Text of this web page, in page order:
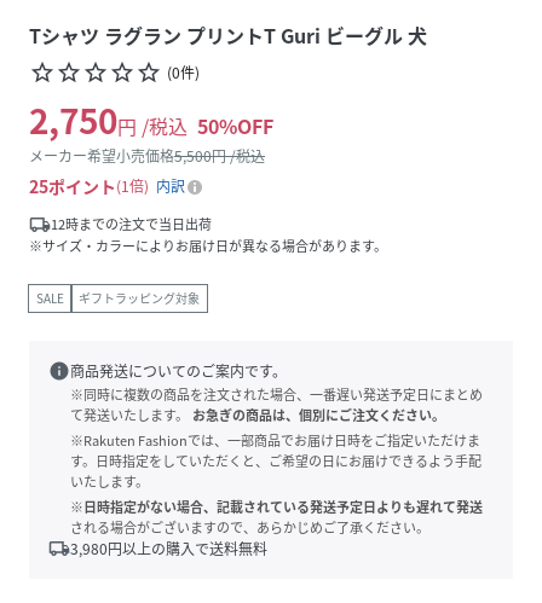
Tシャツ ラグラン プリントT Guri ビーグル 犬
star_borderstar_borderstar_borderstar_borderstar_border (0件)
2,750円 /税込 50%OFF
メーカー希望小売価格5,500円 /税込
25ポイント 1倍
内訳
local_shipping12時までの注文で当日出荷
※サイズ・カラーによりお届け日が異なる場合があります。
SALE ギフトラッピング対象
info商品発送についてのご案内です。
※同時に複数の商品を注文された場合、一番遅い発送予定日にまとめ
て発送いたします。
お急ぎの商品は、個別にご注文ください。
※Rakuten Fashionでは、一部商品でお届け日時をご指定いただけま
す。日時指定をしていただくと、ご希望の日にお届けできるよう手配
いたします。
※日時指定がない場合、記載されている発送予定日よりも遅れて発送
される場合がございますので、あらかじめご了承ください。
local_shipping3,980円以上の購入で送料無料